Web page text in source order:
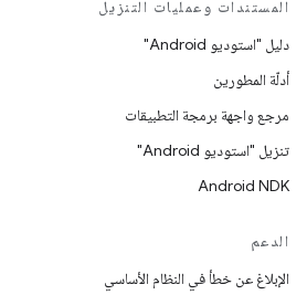
المستندات وعمليات التنزيل
دليل "استوديو Android"
أدلّة المطورين
مرجع واجهة برمجة التطبيقات
تنزيل "استوديو Android"
Android NDK
الدعم
الإبلاغ عن خطأ في النظام الأساسي